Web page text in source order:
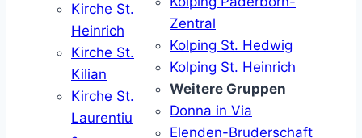
Kirche St.
Heinrich
Kirche St.
Kilian
Kirche St.
Laurentiu
Zentral
Kolping St. Hedwig
Kolping St. Heinrich
Weitere Gruppen
Donna in Via
Elenden-Bruderschaft